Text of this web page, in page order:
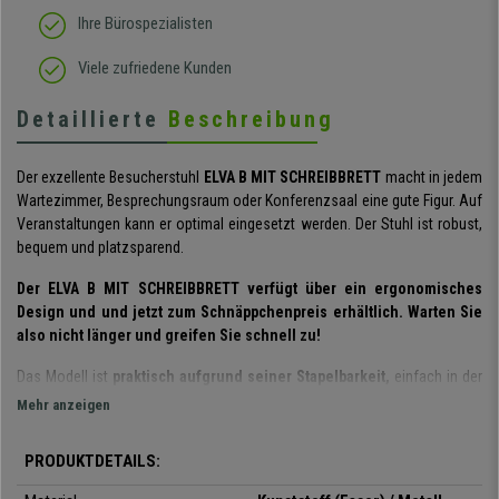
Ihre Bürospezialisten
Viele zufriedene Kunden
Detaillierte Beschreibung
Der exzellente Besucherstuhl ELVA B MIT SCHREIBBRETT macht in jedem
Wartezimmer, Besprechungsraum oder Konferenzsaal eine gute Figur. Auf
Veranstaltungen kann er optimal eingesetzt werden. Der Stuhl ist robust,
bequem und platzsparend.
Der ELVA B MIT SCHREIBBRETT verfügt über ein ergonomisches
Design und und jetzt zum Schnäppchenpreis erhältlich. Warten Sie
also nicht länger und greifen Sie schnell zu!
Das Modell ist praktisch aufgrund seiner Stapelbarkeit, einfach in der
Handhabung und wird
Die Lamellenkonstruktion verleiht dem Stuhl
Mehr anzeigen
PRODUKTDETAILS: